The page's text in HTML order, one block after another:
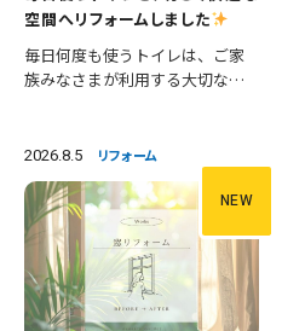
空間へリフォームしました
毎日何度も使うトイレは、ご家
族みなさまが利用する大切な空
い、清潔感あふれる明るいトイ
レへとリフォームしました。 施
工内容 ・便器交換 ・紙巻き器…
2026.8.5 リフォーム
NEW